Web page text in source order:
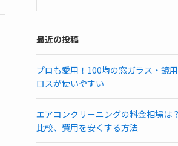
最近の投稿
プロも愛用！100均の窓ガラス・鏡
ロスが使いやすい
エアコンクリーニングの料金相場は
比較、費用を安くする方法